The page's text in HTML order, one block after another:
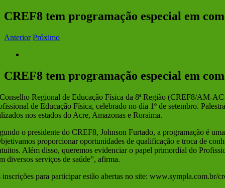
CREF8 tem programação especial em
Anterior Próximo
Image
CREF8 tem programação especial em
Regional de Educação Física da 8ª Região (CREF8/AM-
de Educação Física, celebrado no dia 1º de setembro.
nos estados do Acre, Amazonas e Roraima.
o presidente do CREF8, Johnson Furtado, a programação é
proporcionar oportunidades de qualificação e troca de
Além disso, queremos evidenciar o papel primordial do
diversos serviços de saúde”, afirma.
inscrições para participar estão abertas no site: www.sympla.com.br/